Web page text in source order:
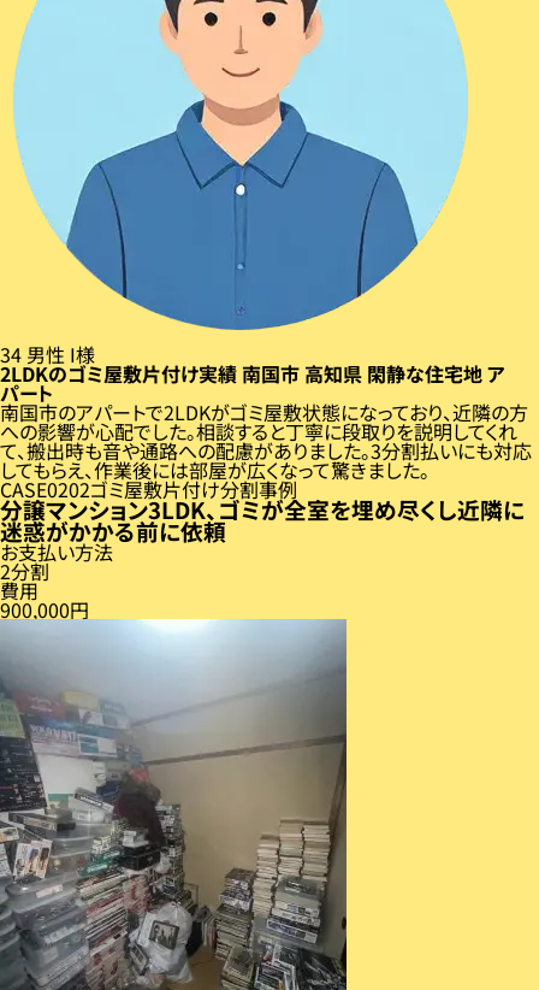
34 男性 I様
2LDKのゴミ屋敷片付け実績南国市 高知県 閑静な住宅地ア
パート
南国市のアパートで2LDKがゴミ屋敷状態になっており、近隣の方
への影響が心配でした。相談すると丁寧に段取りを説明してくれ
て、搬出時も音や通路への配慮がありました。3分割払いにも対応
してもらえ、作業後には部屋が広くなって驚きました。
CASE 02ゴミ屋敷片付け分割事例
分譲マンション3LDK、ゴミが全室を埋め尽くし近隣に
迷惑がかかる前に依頼
お支払い方法
2分割
費用
900,000円